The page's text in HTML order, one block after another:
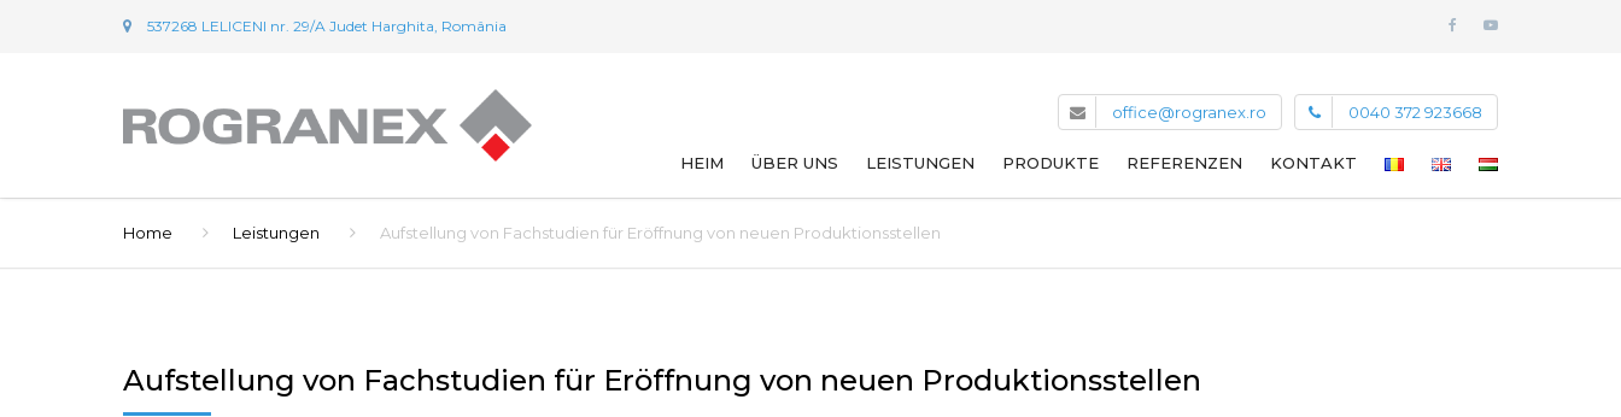
537268 LELICENI nr. 29/A Judet Harghita, România
office@rogranex.ro 0040 372 923668
HEIM ÜBER UNS LEISTUNGEN PRODUKTE REFERENZEN KONTAKT
Home Leistungen Aufstellung von Fachstudien für Eröffnung von neuen Produktionsstellen
Aufstellung von Fachstudien für Eröffnung von neuen Produktionsstellen